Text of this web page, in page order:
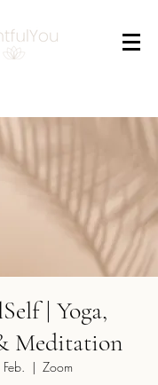
| Yoga,
Meditation
  |
Zoom